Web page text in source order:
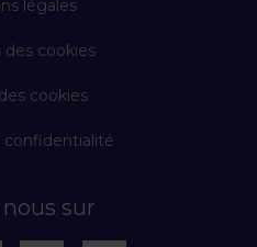
légales
des cookies
cookies
confidentialité
sur